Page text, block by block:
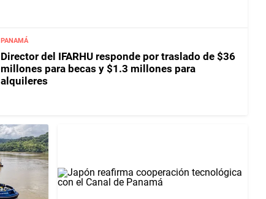
PANAMÁ
Director del IFARHU responde por traslado de $36
millones para becas y $1.3 millones para
alquileres